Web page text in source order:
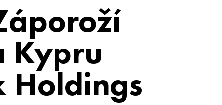
Kypru
Holdings